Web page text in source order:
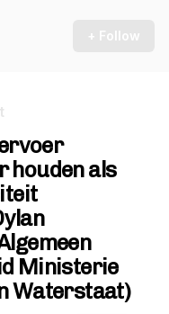
+ Follow
houden als
Ministerie
Waterstaat)